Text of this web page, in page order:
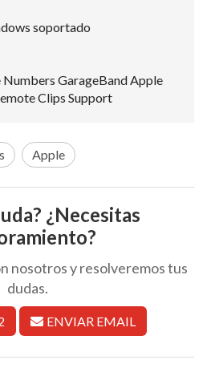
soportado
GarageBand Apple
Clips Support
Apple
¿Necesitas
nosotros y resolveremos tus
dudas.
ENVIAR EMAIL